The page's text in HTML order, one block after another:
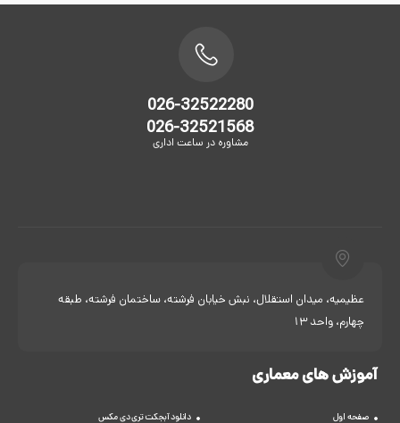
026-32522280
026-32521568
مشاوره در ساعت اداری
عظیمیه، میدان استقلال، نبش خیابان فرشته، ساختمان فرشته، طبقه
چهارم، واحد 13
آموزش های معماری
صفحه اول
دانلود آبجکت تری دی مکس